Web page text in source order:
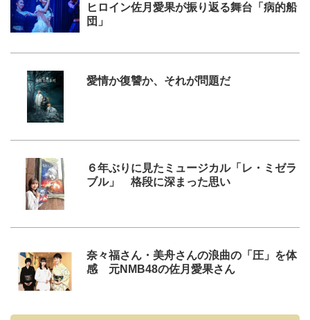
ヒロイン佐月愛果が振り返る舞台「病的船
団」
愛情か復讐か、それが問題だ
６年ぶりに見たミュージカル「レ・ミゼラ
ブル」 格段に深まった思い
奈々福さん・美舟さんの浪曲の「圧」を体
感 元NMB48の佐月愛果さん